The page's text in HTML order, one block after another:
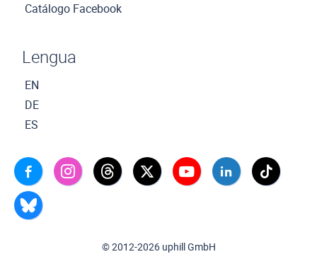
Catálogo Facebook
Lengua
EN
DE
ES
© 2012-2026 uphill GmbH